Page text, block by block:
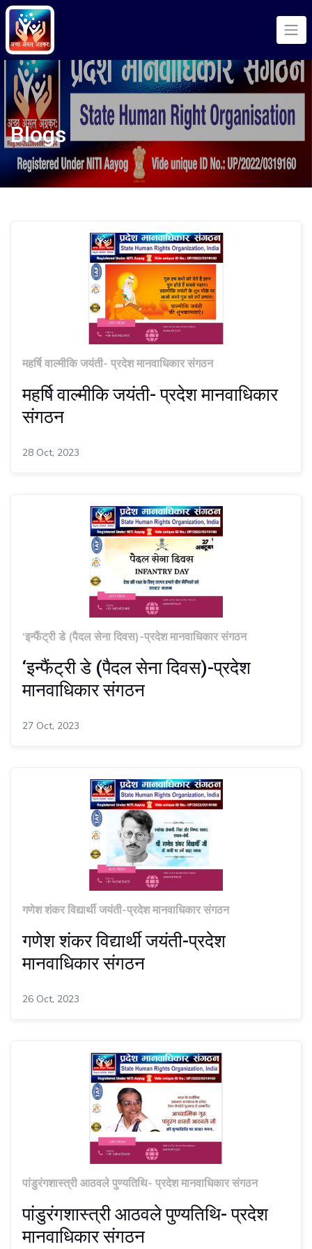
Blogs
महर्षि वाल्मीकि जयंती- प्रदेश मानवाधिकार संगठन
महर्षि वाल्मीकि जयंती- प्रदेश मानवाधिकार
संगठन
28 Oct, 2023
‘इन्फैंट्री डे (पैदल सेना दिवस)-प्रदेश मानवाधिकार संगठन
‘इन्फैंट्री डे (पैदल सेना दिवस)-प्रदेश
मानवाधिकार संगठन
27 Oct, 2023
गणेश शंकर विद्यार्थी जयंती-प्रदेश मानवाधिकार संगठन
गणेश शंकर विद्यार्थी जयंती-प्रदेश
मानवाधिकार संगठन
26 Oct, 2023
पांडुरंगशास्त्री आठवले पुण्यतिथि- प्रदेश मानवाधिकार संगठन
पांडुरंगशास्त्री आठवले पुण्यतिथि- प्रदेश
मानवाधिकार संगठन